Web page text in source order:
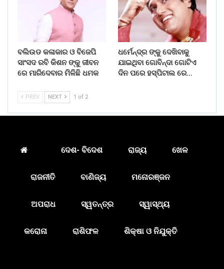
ବଲିଉଡ କଳାକାର ଓ ବିଜେପି
ସାଂସଦ ରବି କିଶନ ଙ୍କୁ ଜୀବନ
ରେ ମାରିଦେବାର ମିଳିଛି ଧମକ
ଧର୍ମେନ୍ଦ୍ର ଙ୍କୁ ଦେଖିବାକୁ
ଯାଇଥିବା ଗୋବିନ୍ଦା ଗୋଟିଏ
ଦିନ ପରେ ହସ୍ପିଟାଲ ରେ…
PREV NEXT 1 of 2
ଦେଶ- ବିଦେଶ ରାଜ୍ୟ ଖେଳ
ରାଜନୀତି ବାଣିଜ୍ୟ ମନୋରଞ୍ଜନ
ଅପରାଧ ସ୍ୱତନ୍ତ୍ର ସ୍ୱାସ୍ଥ୍ୟ
କରୋନା ରାଶିଫଳ ଶିକ୍ଷା ଓ ନିଯୁକ୍ତି